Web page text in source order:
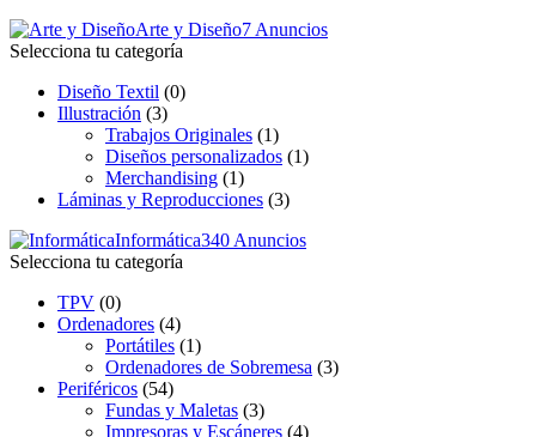
Arte y Diseño7 Anuncios
Selecciona tu categoría
Diseño Textil (0)
Illustración (3)
Trabajos Originales (1)
Diseños personalizados (1)
Merchandising (1)
Láminas y Reproducciones (3)
Informática340 Anuncios
Selecciona tu categoría
TPV (0)
Ordenadores (4)
Portátiles (1)
Ordenadores de Sobremesa (3)
Periféricos (54)
Fundas y Maletas (3)
Impresoras y Escáneres (4)